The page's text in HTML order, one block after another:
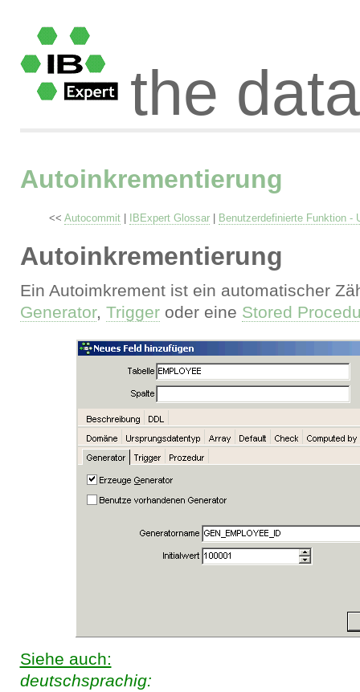
the
Autoinkrementierung
<<Autocommit IBExpert Glossar Benutzerdefinierte Funktion -
Autoinkrementierung
Ein Autoimkrement ist ein automatischer
Generator, Triggeroder eine Stored
Siehe auch:
deutschsprachig: